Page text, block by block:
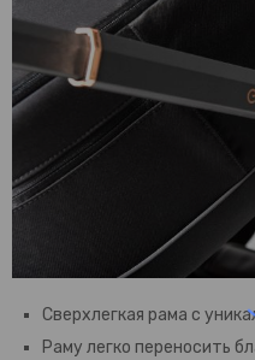
Сверхлегкая рама с
Раму легко переносить